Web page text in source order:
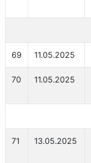
69 11.05.2025
70 11.05.2025
71 13.05.2025